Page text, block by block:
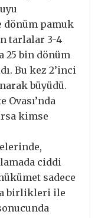
dönüm pamuk
tarlalar 3-4
25 bin dönüm
Bu kez 2’inci
büyüdü.
Ovası’nda
kimse
ciddi
sadece
birlikleri ile